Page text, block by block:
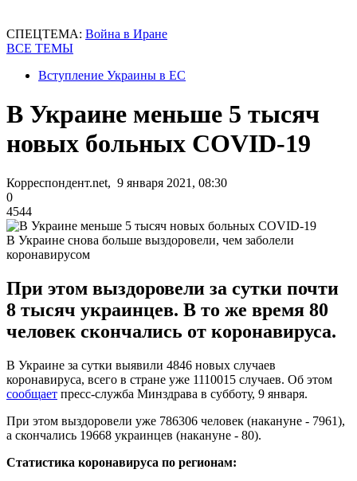
СПЕЦТЕМА: Война в Иране
ВСЕ ТЕМЫ
Вступление Украины в ЕС
В Украине меньше 5 тысяч
новых больных COVID-19
Корреспондент.net, 9 января 2021, 08:30
0
4544
В Украине снова больше выздоровели, чем заболели
коронавирусом
При этом выздоровели за сутки почти
8 тысяч украинцев. В то же время 80
человек скончались от коронавируса.
В Украине за сутки выявили 4846 новых случаев
коронавируса, всего в стране уже 1110015 случаев. Об этом
сообщает пресс-служба Минздрава в субботу, 9 января.
При этом выздоровели уже 786306 человек (накануне - 7961),
а скончались 19668 украинцев (накануне - 80).
Статистика коронавируса по регионам: